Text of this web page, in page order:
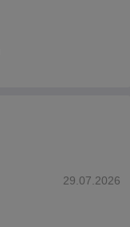
29.07.2026